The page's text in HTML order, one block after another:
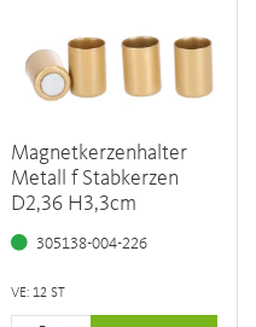
Magnetkerzenhalter
Metall f Stabkerzen
D2,36 H3,3cm
305138-004-226
VE: 12 ST